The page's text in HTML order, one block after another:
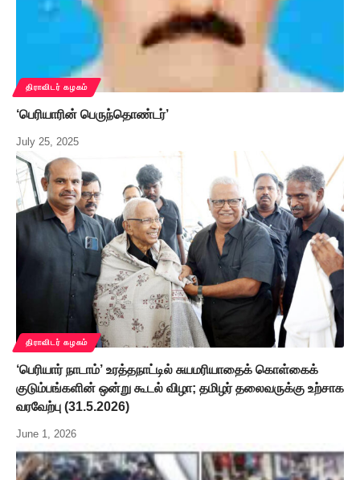
திராவிடர் கழகம்
‘பெரியாரின் பெருந்தொண்டர்’
July 25, 2025
திராவிடர் கழகம்
‘பெரியார் நாடாம்’ உரத்தநாட்டில் சுயமரியாதைக் கொள்கைக்
குடும்பங்களின் ஒன்று கூடல் விழா; தமிழர் தலைவருக்கு உற்சாக
வரவேற்பு (31.5.2026)
June 1, 2026